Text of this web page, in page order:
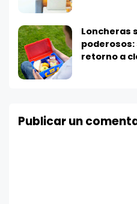
Loncheras
retorno a
Publicar un